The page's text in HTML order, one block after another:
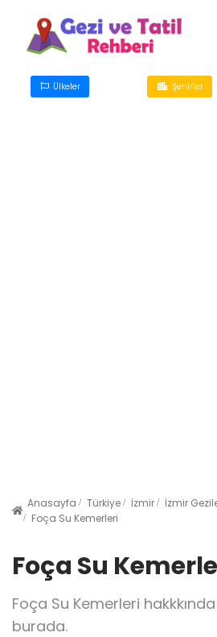
Ülkeler Şehirler
Anasayfa Türkiye İzmir
İzmir
Foça Su Kemerleri
Foça Su
Foça Su Kemerleri hakkkında
burada.